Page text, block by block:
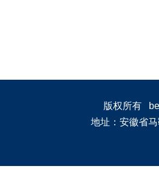
版权所有
地址：安徽省